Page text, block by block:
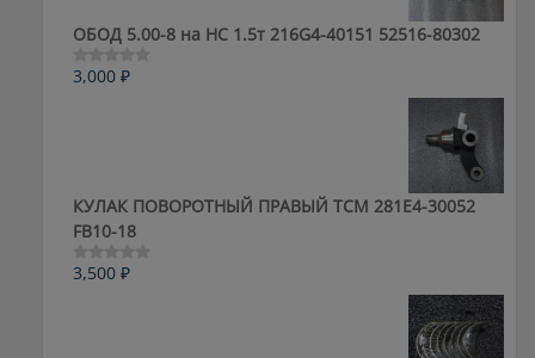
ОБОД 5.00-8 на HC 1.5т 216G4-40151 52516-80302
Оценка
3,000 ₽
КУЛАК ПОВОРОТНЫЙ ПРАВЫЙ ТСМ 281E4-30052
FB10-18
Оценка
3,500 ₽